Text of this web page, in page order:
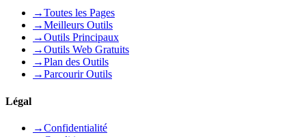
→Toutes les Pages
→Meilleurs Outils
→Outils Principaux
→Outils Web Gratuits
→Plan des Outils
→Parcourir Outils
Légal
→Confidentialité